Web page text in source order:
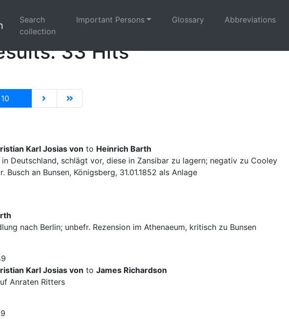
Search
collection
Important Persons Glossary Abbreviations
33 Hits
results page|
Seite|en:Previous results page|
|de:Nächste Seite|en:Next results page|
|de:Letzte Seite|en:Last results page|
Karl Josias von to Heinrich Barth
in Deutschland, schlägt vor, diese in Zansibar zu lagern; negativ zu Cooley
Busch an Bunsen, Königsberg, 31.01.1852 als Anlage
nach Berlin; unbefr. Rezension im Athenaeum, kritisch zu Bunsen
Karl Josias von to James Richardson
Anraten Ritters